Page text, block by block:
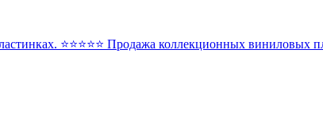
⭐️⭐️⭐️⭐️⭐️ Продажа коллекционных виниловых